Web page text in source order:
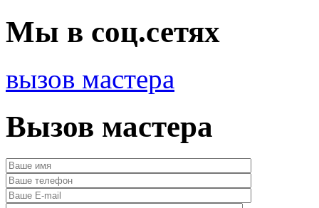
Мы в соц.сетях
вызов мастера
Вызов мастера